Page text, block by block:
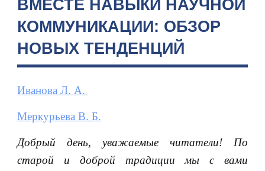
ВМЕСТЕ НАВЫКИ НАУЧНОЙ
КОММУНИКАЦИИ: ОБЗОР
НОВЫХ ТЕНДЕНЦИЙ
Иванова Л. А.
Меркурьева В. Б.
Добрый день, уважаемые читатели! По
старой и доброй традиции мы с вами